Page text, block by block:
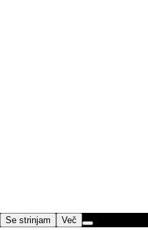
Se strinjam Več